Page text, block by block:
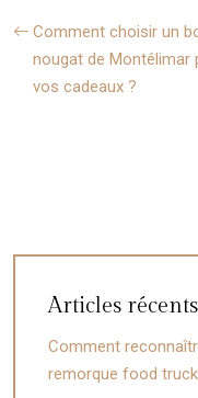
Comment choisir un
nougat de Montélimar
vos cadeaux ?
Articles récents
Comment
remorque food truck